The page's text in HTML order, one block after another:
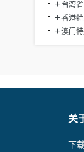
台湾省
香港
澳门
关
下